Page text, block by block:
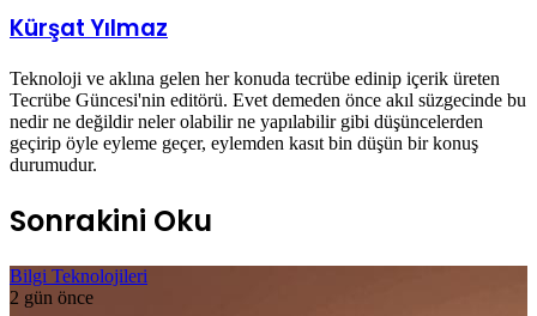
Kürşat Yılmaz
Teknoloji ve aklına gelen her konuda tecrübe edinip içerik üreten
Tecrübe Güncesi'nin editörü. Evet demeden önce akıl süzgecinde bu
nedir ne değildir neler olabilir ne yapılabilir gibi düşüncelerden
geçirip öyle eyleme geçer, eylemden kasıt bin düşün bir konuş
durumudur.
Sonrakini Oku
Bilgi Teknolojileri
2 gün önce